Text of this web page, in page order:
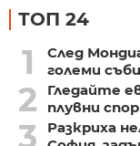
ТОП 24
1
След
големи
2
Гледайте
плувни
3
Разкриха